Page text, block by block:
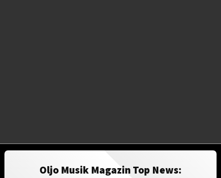
Oljo Musik Magazin Top News: